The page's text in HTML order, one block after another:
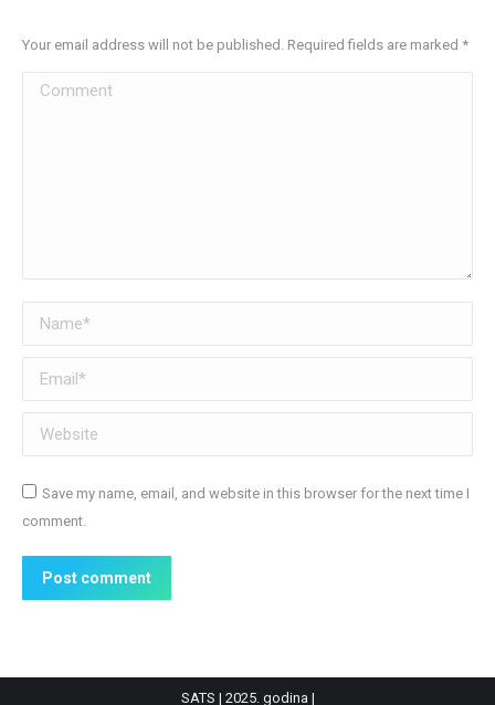
Your email address will not be published. Required fields are marked *
Comment
Name *
Email *
Website
Save my name, email, and website in this browser for the next time I
comment.
Post comment
SATS | 2025. godina |